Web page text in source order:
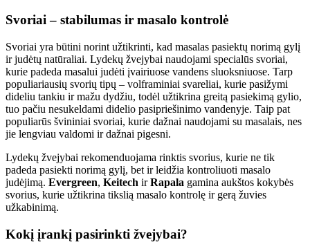
Svoriai – stabilumas ir masalo kontrolė
Svoriai yra būtini norint užtikrinti, kad masalas pasiektų norimą gylį
ir judėtų natūraliai. Lydekų žvejybai naudojami specialūs svoriai,
kurie padeda masalui judėti įvairiuose vandens sluoksniuose. Tarp
populiariausių svorių tipų – volframiniai svareliai, kurie pasižymi
dideliu tankiu ir mažu dydžiu, todėl užtikrina greitą pasiekimą gylio,
tuo pačiu nesukeldami didelio pasipriešinimo vandenyje. Taip pat
populiarūs švininiai svoriai, kurie dažnai naudojami su masalais, nes
jie lengviau valdomi ir dažnai pigesni.
Lydekų žvejybai rekomenduojama rinktis svorius, kurie ne tik
padeda pasiekti norimą gylį, bet ir leidžia kontroliuoti masalo
judėjimą. Evergreen, Keitech irRapala gamina aukštos kokybės
svorius, kurie užtikrina tikslią masalo kontrolę ir gerą žuvies
užkabinimą.
Kokį įrankį pasirinkti žvejybai?